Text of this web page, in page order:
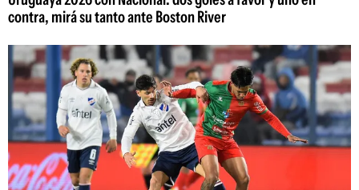
contra, mirá su tanto ante Boston River